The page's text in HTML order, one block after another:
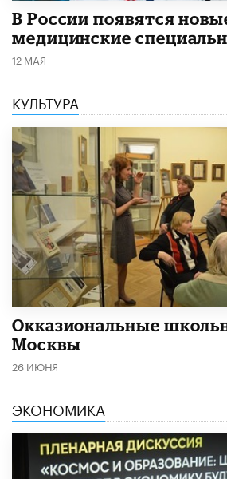
В России появятся
медицинские
12 МАЯ
КУЛЬТУРА
​Окказиональные
Москвы
26 ИЮНЯ
ЭКОНОМИКА